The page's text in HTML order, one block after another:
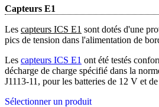
Capteurs E1
Les capteurs ICS E1 sont dotés d'une
pics de tension dans l'alimentation de
Les capteurs ICS E1 ont été testés
décharge de charge spécifié dans la
J1113-11, pour les batteries de 12 V et
Sélectionner un produit